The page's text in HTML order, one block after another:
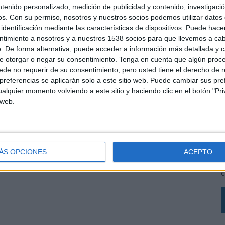
personalizado, medición de publicidad y contenido,
Con su permiso, nosotros y nuestros socios podemos utilizar datos
mediante las características de dispositivos. Puede
a nosotros y a nuestros 1538 socios para que llevemos a
De forma alternativa, puede acceder a información más detallada y
otorgar o negar su consentimiento. Tenga en cuenta que algún
no requerir de su consentimiento, pero usted tiene el derecho de
se aplicarán solo a este sitio web. Puede cambiar sus
momento volviendo a este sitio y haciendo clic en el botón
OPCIONES ACEPTO
de su presencia y difusión en redes sociales, con una página en Facebook que
usuarios podrán colocar en su perfil de la red social sus apuestas en
otros participen. La agencia también ha creado un perfil en la red social Twitter para
y se recibirán los comentarios de los usuarios.
se realizaron más de 2.000 porras.
SHARE ENVIAR PIN